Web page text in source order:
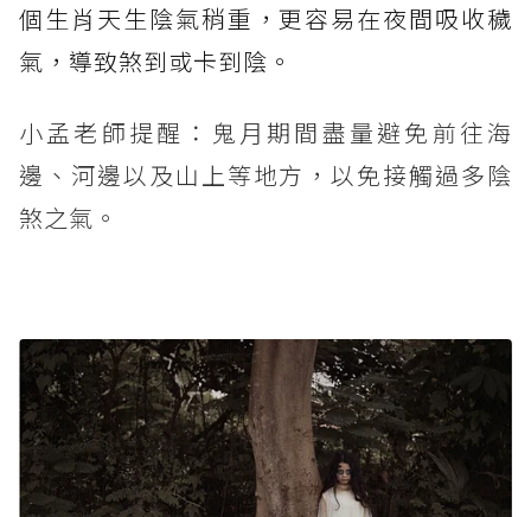
個生肖天生陰氣稍重，更容易在夜間吸收穢
氣，導致煞到或卡到陰。
小孟老師提醒：鬼月期間盡量避免前往海
邊、河邊以及山上等地方，以免接觸過多陰
煞之氣。